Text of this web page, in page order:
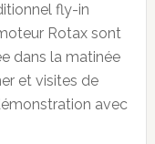
fly-in
Rotax sont
dans la matinée
et visites de
avec